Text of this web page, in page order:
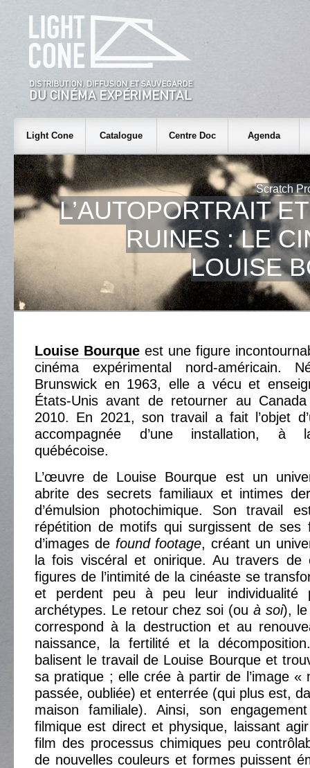
Light Cone Catalogue Centre Doc Agenda
Scratch
L’AUTOPORTRAIT
RUINES : LE
LOUISE
Louise Bourque est une figure
cinéma expérimental nord-américain.
Brunswick en 1963, elle a vécu et
États-Unis avant de retourner au
2010. En 2021, son travail a fait l’objet
accompagnée d’une installation, à
québécoise.
L’œuvre de Louise Bourque est un
abrite des secrets familiaux et intimes
d’émulsion photochimique. Son travail
répétition de motifs qui surgissent de ses
d’images de found footage, créant un
la fois viscéral et onirique. Au travers de
figures de l’intimité de la cinéaste se
et perdent peu à peu leur individualité
archétypes. Le retour chez soi (ou à soi),
correspond à la destruction et au
naissance, la fertilité et la
balisent le travail de Louise Bourque et
sa pratique ; elle crée à partir de l’image «
passée, oubliée) et enterrée (qui plus est,
maison familiale). Ainsi, son
filmique est direct et physique, laissant
film des processus chimiques peu
de nouvelles couleurs et formes puissent